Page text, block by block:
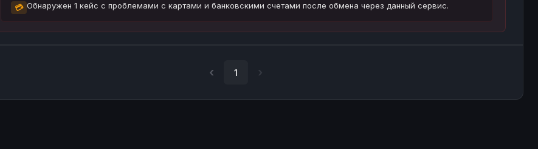
💳 Обнаружен 1 кейс с проблемами с картами и банковскими счетами после обмена через данный сервис.
1